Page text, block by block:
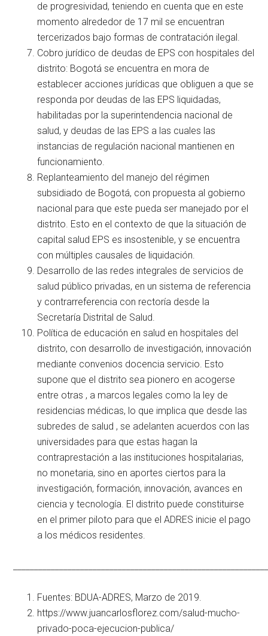
de progresividad, teniendo en cuenta que en este
momento alrededor de 17 mil se encuentran
tercerizados bajo formas de contratación ilegal.
Cobro jurídico de deudas de EPS con hospitales del
distrito: Bogotá se encuentra en mora de
establecer acciones jurídicas que obliguen a que se
responda por deudas de las EPS liquidadas,
habilitadas por la superintendencia nacional de
salud, y deudas de las EPS a las cuales las
instancias de regulación nacional mantienen en
funcionamiento.
Replanteamiento del manejo del régimen
subsidiado de Bogotá, con propuesta al gobierno
nacional para que este pueda ser manejado por el
distrito. Esto en el contexto de que la situación de
capital salud EPS es insostenible, y se encuentra
con múltiples causales de liquidación.
Desarrollo de las redes integrales de servicios de
salud público privadas, en un sistema de referencia
y contrarreferencia con rectoría desde la
Secretaría Distrital de Salud.
Política de educación en salud en hospitales del
distrito, con desarrollo de investigación, innovación
mediante convenios docencia servicio. Esto
supone que el distrito sea pionero en acogerse
entre otras , a marcos legales como la ley de
residencias médicas, lo que implica que desde las
subredes de salud , se adelanten acuerdos con las
universidades para que estas hagan la
contraprestación a las instituciones hospitalarias,
no monetaria, sino en aportes ciertos para la
investigación, formación, innovación, avances en
ciencia y tecnología. El distrito puede constituirse
en el primer piloto para que el ADRES inicie el pago
a los médicos residentes.
Fuentes: BDUA-ADRES, Marzo de 2019.
https://www.juancarlosflorez.com/salud-mucho-
privado-poca-ejecucion-publica/